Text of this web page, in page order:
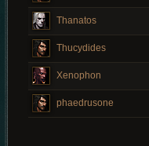
Thanatos
Thucydides
Xenophon
phaedrusone